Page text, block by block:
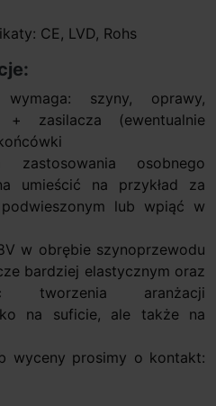
CE, LVD, Rohs
szyny, oprawy,
+ zasilacza (ewentualnie
zastosowania osobnego
umieścić na przykład za
lub wpiąć w
w obrębie szynoprzewodu
bardziej elastycznym oraz
tworzenia aranżacji
na suficie, ale także na
wyceny prosimy o kontakt: